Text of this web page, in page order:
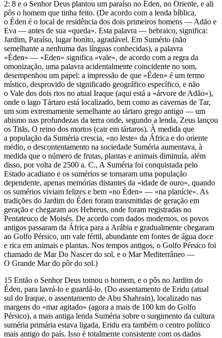
2: 8 e o Senhor Deus plantou um paraíso no Éden, no Oriente, e ali
pôs o homem que tinha feito. (De acordo com a lenda bíblica,
o Éden é o local de residência dos dois primeiros homens — Adão e
Eva — antes de sua «queda». Esta palavra — hebraico, significa:
Jardim, Paraíso, lugar bonito, agradável. Em Sumério (não
semelhante a nenhuma das línguas conhecidas), a palavra
«Éden» — «Eden» significa «vale», de acordo com a regra da
omonização, uma palavra acidentalmente coincidente no som,
desempenhou um papel: a impressão de que «Éden» é um termo
místico, desprovido de significado geográfico específico, e não
o Vale dos dois rios no atual Iraque (aqui está a «árvore de Adão»),
onde o lago Tártaro está localizado, bem como as cavernas de Tar,
um som extremamente semelhante ao tártaro grego antigo — um
abismo nas profundezas da terra onde, segundo a lenda, Zeus lançou
os Titãs, O reino dos mortos (cair em tártaros). À medida que
a população da Suméria crescia, «no leste» da África e do oriente
médio, o descontentamento na sociedade Suméria aumentava, à
medida que o número de frutas, plantas e animais diminuía, além
disso, por volta de 2500 a. C., A Suméria foi conquistada pelo
Estado acadiano e os sumérios se tornaram uma população
dependente, apenas memórias distantes da «idade de ouro», quando
os sumérios viviam felizes e bem «no Éden» — «na planície». As
tradições do Jardim do Éden foram transmitidas de geração em
geração e chegaram aos Hebreus, onde foram registradas no
Pentateuco de Moisés. De acordo com dados modernos, os povos
antigos passaram da África para a Arábia e gradualmente chegaram
ao Golfo Pérsico, um vale fértil, abundante em fontes de água doce
e rica em animais e plantas. Nos tempos antigos, o Golfo Pérsico foi
chamado de Mar Do Nascer do sol, e o Mar Mediterrâneo —
O Grande Mar do pôr do sol.)
15 Então o Senhor Deus tomou o homem, e o pôs no Jardim do
Éden, para lavrá-lo e guardá-lo. (Do assentamento de Eridu (atual
sul do Iraque, o assentamento de Abu Shahrain), localizado nas
margens do «mar agitado» (agora a mais de 100 km do Golfo
Pérsico), a mais antiga lenda Suméria sobre o surgimento da cultura
suméria primária estava ligada, Eridu era também o centro político
mais antigo do país. Isso é totalmente consistente com os dados